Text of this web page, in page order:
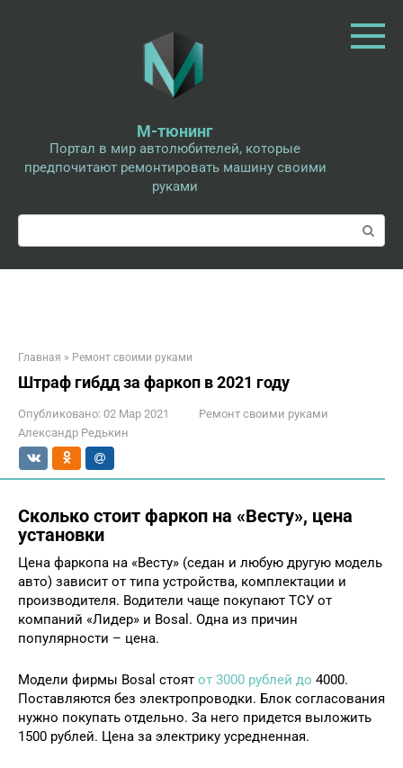
М-тюнинг
Портал в мир автолюбителей, которые
предпочитают ремонтировать машину своими
руками
Поиск:
Главная » Ремонт своими руками
Штраф гибдд за фаркоп в 2021 году
Опубликовано: 02 Мар 2021
Ремонт своими руками
Александр Редькин
Сколько стоит фаркоп на «Весту», цена
установки
Цена фаркопа на «Весту» (седан и любую другую модель
авто) зависит от типа устройства, комплектации и
производителя. Водители чаще покупают ТСУ от
компаний «Лидер» и Bosal. Одна из причин
популярности – цена.
Модели фирмы Bosal стоят от 3000 рублей до 4000.
Поставляются без электропроводки. Блок согласования
нужно покупать отдельно. За него придется выложить
1500 рублей. Цена за электрику усредненная.